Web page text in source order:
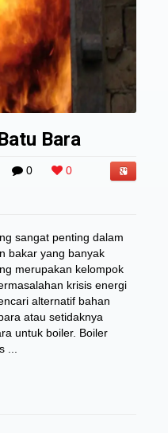
Bara
0 0
sangat penting dalam
bakar yang banyak
merupakan kelompok
krisis energi
alternatif bahan
atau setidaknya
untuk boiler. Boiler
...